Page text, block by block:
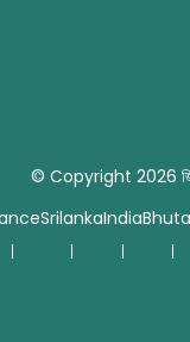
© Copyright 2026
SrilankaIndia